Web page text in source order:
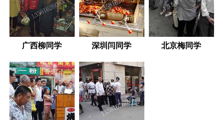
广西柳同学 深圳闫同学 北京梅同学